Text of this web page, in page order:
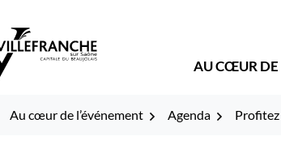
AU CŒUR DE
Au cœur de l’événement Agenda Profitez